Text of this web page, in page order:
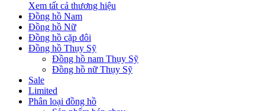
Xem tất cả thương hiệu
Đồng hồ Nam
Đồng hồ Nữ
Đồng hồ cặp đôi
Đồng hồ Thụy Sỹ
Đồng hồ nam Thụy Sỹ
Đồng hồ nữ Thụy Sỹ
Sale
Limited
Phân loại đồng hồ